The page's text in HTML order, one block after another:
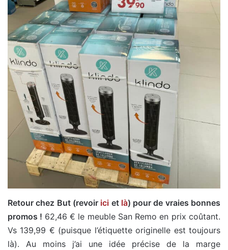
Retour chez But (revoir ici et là) pour de vraies bonnes
promos ! 62,46 € le meuble San Remo en prix coûtant.
Vs 139,99 € (puisque l’étiquette originelle est toujours
là). Au moins j’ai une idée précise de la marge